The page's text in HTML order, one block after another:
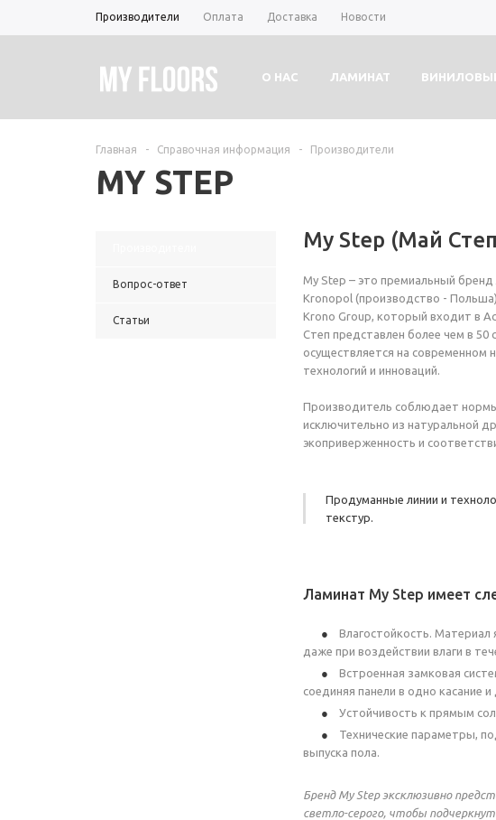
Производители Оплата Доставка Новости
О НАС ЛАМИНАТ
Главная - Справочная информация - Производители
MY STEP
Вопрос-ответ
Статьи
My Step (Май
My Step – это премиальный
Kronopol (производство -
Krono Group, который входит в
Степ представлен более чем в 50
осуществляется на современном
технологий и инноваций.
Производитель соблюдает
исключительно из натуральной
экоприверженность и
Продуманные линии и
текстур.
Ламинат My Step имеет
Влагостойкость.
даже при воздействии влаги в
Встроенная замковая
соединяя панели в одно касание
Устойчивость к прямым
Технические параметры,
выпуска пола.
Бренд My Step эксклюзивно
светло-серого, чтобы